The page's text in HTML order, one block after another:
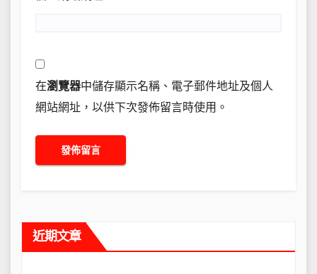
在瀏覽器中儲存顯示名稱、電子郵件地址及個人
網站網址，以供下次發佈留言時使用。
近期文章